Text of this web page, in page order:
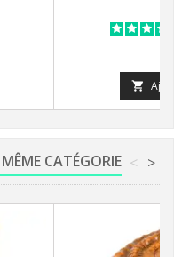

CATÉGORIE >
<